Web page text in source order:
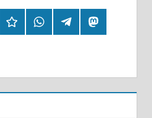
HearthisWhatsappTelegramMastodon